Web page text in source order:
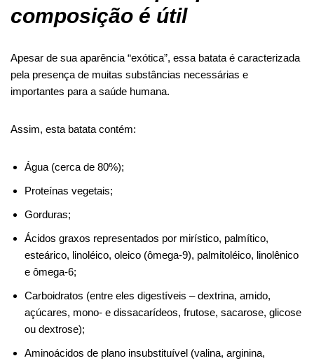
composição é útil
Apesar de sua aparência “exótica”, essa batata é caracterizada
pela presença de muitas substâncias necessárias e
importantes para a saúde humana.
Assim, esta batata contém:
Água (cerca de 80%);
Proteínas vegetais;
Gorduras;
Ácidos graxos representados por mirístico, palmítico,
esteárico, linoléico, oleico (ômega-9), palmitoléico, linolênico
e ômega-6;
Carboidratos (entre eles digestíveis – dextrina, amido,
açúcares, mono- e dissacarídeos, frutose, sacarose, glicose
ou dextrose);
Aminoácidos de plano insubstituível (valina, arginina,